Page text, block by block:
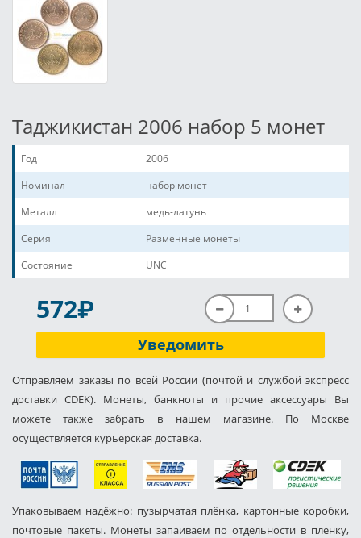
Таджикистан 2006 набор 5 монет
Год
2006
Номинал
набор монет
Металл
медь-латунь
Серия
Разменные монеты
Состояние
UNC
572P
Уведомить
Отправляем заказы по всей России (почтой и службой экспресс
доставки CDEK). Монеты, банкноты и прочие аксессуары Вы
можете также забрать в нашем магазине. По Москве
осуществляется курьерская доставка.
Упаковываем надёжно: пузырчатая плёнка, картонные коробки,
почтовые пакеты. Монеты запаиваем по отдельности в пленку,